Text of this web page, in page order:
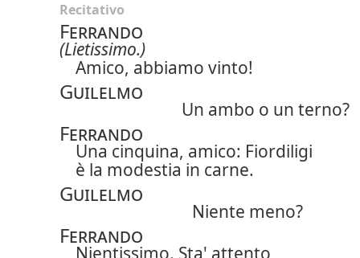
Recitativo
Ferrando
(Lietissimo.)
Amico, abbiamo vinto!
Guilelmo
Un ambo o un terno?
Ferrando
Una cinquina, amico: Fiordiligi
è la modestia in carne.
Guilelmo
Niente meno?
Ferrando
Nientissimo. Sta' attento